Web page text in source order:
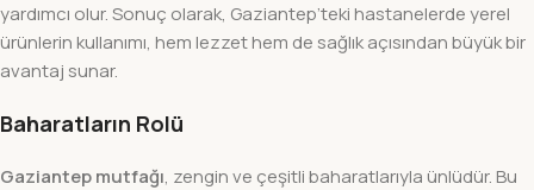
yardımcı olur. Sonuç olarak, Gaziantep’teki hastanelerde yerel
ürünlerin kullanımı, hem lezzet hem de sağlık açısından büyük bir
avantaj sunar.
Baharatların Rolü
Gaziantep mutfağı, zengin ve çeşitli baharatlarıyla ünlüdür. Bu